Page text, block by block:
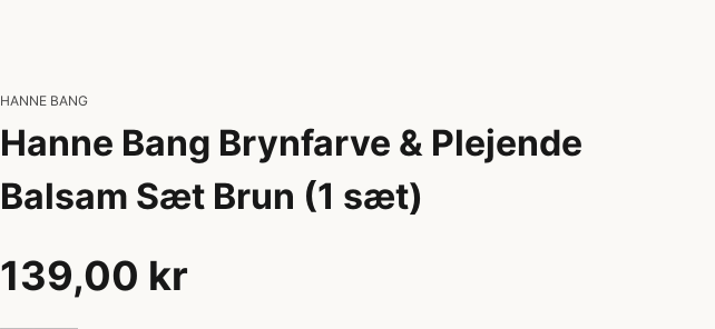
HANNE BANG
Hanne Bang Brynfarve & Plejende
Balsam Sæt Brun (1 sæt)
139,00 kr